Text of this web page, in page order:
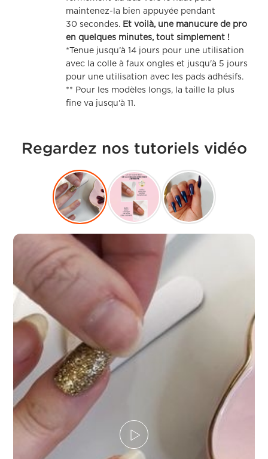
maintenez-la bien appuyée pendant
30 secondes. Et voilà, une manucure de pro
en quelques minutes, tout simplement !
*Tenue jusqu’à 14 jours pour une utilisation
avec la colle à faux ongles et jusqu'à 5 jours
pour une utilisation avec les pads adhésifs.
** Pour les modèles longs, la taille la plus
fine va jusqu'à 11.
Regardez nos tutoriels vidéo